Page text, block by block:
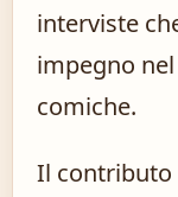
interviste
impegno
comiche.
Il contributo